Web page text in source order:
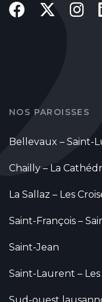
NOS PAROISSES
Bellevaux – Saint-
Chailly – La
La Sallaz – Les
Saint-François –
Saint-Jean
Saint-Laurent –
Sud-ouest